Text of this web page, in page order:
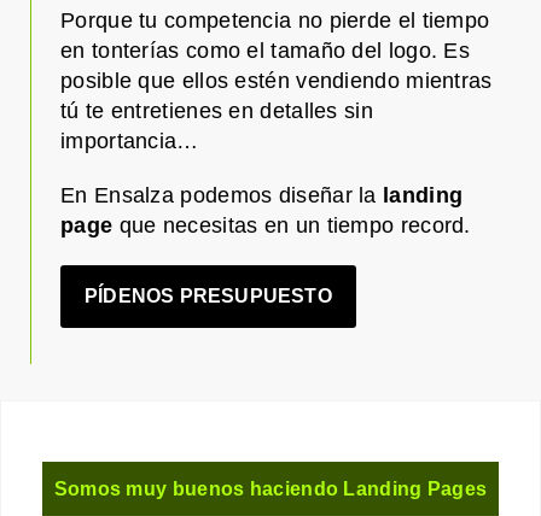
Porque tu competencia no pierde el tiempo
en tonterías como el tamaño del logo. Es
posible que ellos estén vendiendo mientras
tú te entretienes en detalles sin
importancia…
En Ensalza podemos diseñar la landing
page que necesitas en un tiempo record.
PÍDENOS PRESUPUESTO
Somos muy buenos haciendo Landing Pages